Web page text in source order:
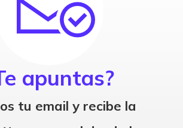
apuntas?
tu email y recibe la